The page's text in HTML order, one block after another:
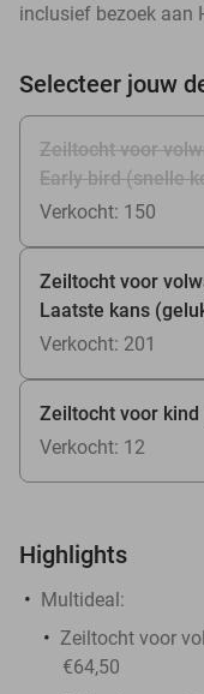
inclusief bezoek aan
Selecteer jouw
Zeiltocht voor
Early bird (snelle
Verkocht: 150
Zeiltocht voor
Laatste kans
Verkocht: 201
Zeiltocht voor
Verkocht: 12
Highlights
Multideal:
Zeiltocht voor
€64,50